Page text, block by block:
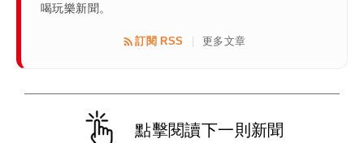
喝玩樂新聞。
訂閱 RSS 更多文章
點擊閱讀下一則新聞